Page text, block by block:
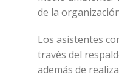
de la
Los asistentes
través del
además de